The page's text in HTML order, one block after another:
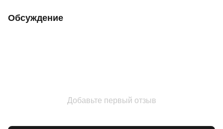
Обсуждение
Добавьте первый отзыв